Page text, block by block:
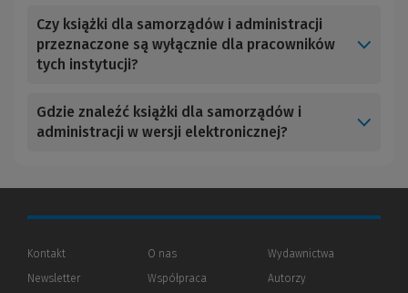
Czy książki dla samorządów i administracji
przeznaczone są wyłącznie dla pracowników
tych instytucji?
Gdzie znaleźć książki dla samorządów i
administracji w wersji elektronicznej?
Kontakt
Newsletter
O nas
Współpraca
Wydawnictwa
Autorzy